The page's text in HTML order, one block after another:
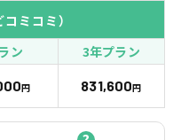
ミコミ）
ン 3年プラン
円 831,600円